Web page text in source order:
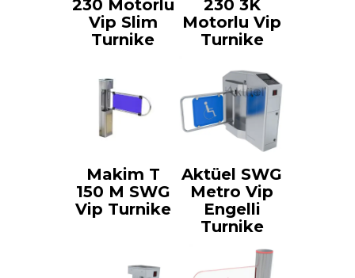
230 Motorlu
Vip Slim
Turnike
230 3K
Motorlu Vip
Turnike
Makim T
150 M SWG
Vip Turnike
Aktüel SWG
Metro Vip
Engelli
Turnike